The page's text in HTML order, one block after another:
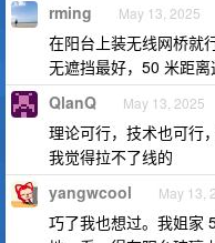
rming May 13, 2025
在阳台上装无线网桥就
无遮挡最好，50 米距
QlanQ May 13, 2025
理论可行，技术也可行
我觉得拉不了线的
yangwcool May 13,
巧了我也想过。我姐家